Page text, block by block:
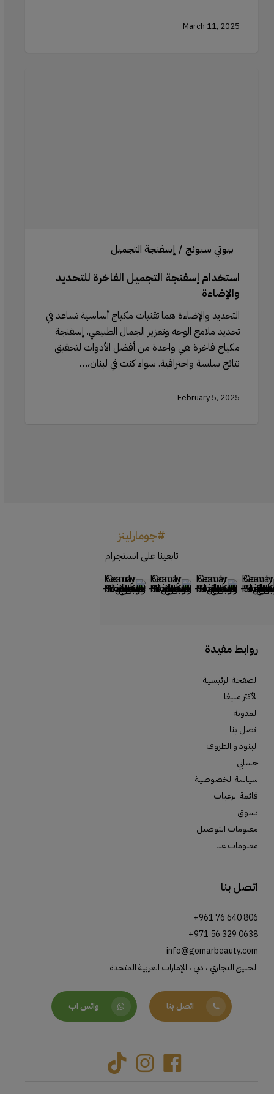
March 11, 2025
بيوتي سبونج / إسفنجة التجميل
استخدام إسفنجة التجميل الفاخرة للتحديد
والإضاءة
التحديد والإضاءة هما تقنيات مكياج أساسية تساعد في
تحديد ملامح الوجه وتعزيز الجمال الطبيعي. إسفنجة
مكياج فاخرة هي واحدة من أفضل الأدوات لتحقيق
نتائج سلسة واحترافية. سواء كنت في لبنان،…
February 5, 2025
#جومارلينز
تابعينا على انستجرام
روابط مفيدة
الصفحة الرئيسية
الأكثر مبيعًا
المدونة
اتصل بنا
البنود و الظروف
حسابي
سياسة الخصوصية
قائمة الرغبات
تسوق
معلومات التوصيل
معلومات عنا
اتصل بنا
+961 76 640 806
+971 56 329 0638
info@gomarbeauty.com
الخليج التجاري ، دبي ، الإمارات العربية المتحدة
اتصل بنا واتس اب
Facebook
Instagram
Tiktok